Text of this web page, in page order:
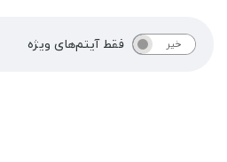
بله خیر فقط آیتم‌های ویژه